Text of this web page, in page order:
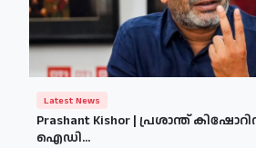
Latest News
Prashant Kishor | പ്രശാന്ത്
ഐഡി...